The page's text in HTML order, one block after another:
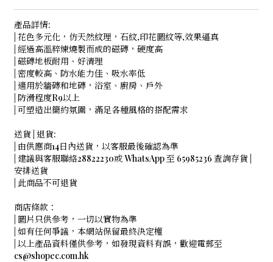
產品詳情:
| 花色多元化，仿天然紋理，石紋,印花圖紋等,效果逼真
| 經過高溫粹煉燒製而成的磁磚，硬度高
| 磁磚地板耐用、好清理
| 密度較高、防水能力佳、吸水率低
| 適用於牆磚和地磚，浴室、廚房、戶外
| 防滑程度R9以上
| 可塑造出簡約氛圍，滿足各種風格的搭配需求
送貨 | 退貨:
| 由供應商14日內送貨，以客服最後確認為準
| 建議與客服聯絡28822230或 WhatsApp 至 65985236 查詢存貨 |
安排送貨
| 此商品不可退貨
商店條款：
| 圖片只供參考，一切以實物為準
| 如有任何爭議，本網站保留最終決定權
| 以上產品資料僅供參考，如發現資料有誤，歡迎電郵至
cs@shopec.com.hk